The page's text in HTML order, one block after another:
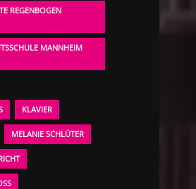
REGENBOGEN
MANNHEIM
KLAVIER
MELANIE SCHLÜTER